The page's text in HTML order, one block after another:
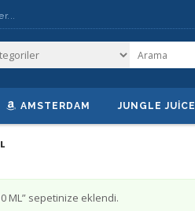
AMSTERDAM JUNGLE JUICE
ML” sepetinize eklendi.